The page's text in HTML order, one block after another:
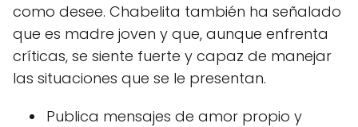
como desee. Chabelita también ha señalado
que es madre joven y que, aunque enfrenta
críticas, se siente fuerte y capaz de manejar
las situaciones que se le presentan.
Publica mensajes de amor propio y